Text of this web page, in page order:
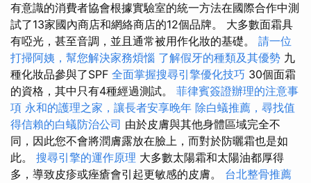
有意識的消費者協會根據實驗室的統一方法在國際合作中測
試了13家國內商店和網絡商店的12個品牌。 大多數面霜具
有啞光，甚至音調，並且通常被用作化妝的基礎。 請一位
打掃阿姨，幫您解決家務煩惱 了解假牙的種類及其優勢 九
種化妝品參與了SPF 全面掌握搜尋引擎優化技巧 30個面霜
的資格，其中只有4種經過測試。 菲律賓簽證辦理的注意事
項 永和的護理之家，讓長者安享晚年 除白蟻推薦，尋找值
得信賴的白蟻防治公司 由於皮膚與其他身體區域完全不
同，因此您不會將潤膚露放在臉上，而對於防曬霜也是如
此。 搜尋引擎的運作原理 大多數太陽霜和太陽油都厚得
多，導致皮疹或痤瘡會引起更敏感的皮膚。 台北整骨推薦